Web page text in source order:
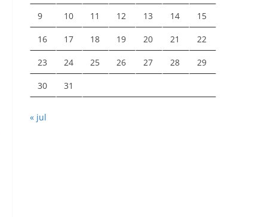
9 10 11 12 13 14 15
16 17 18 19 20 21 22
23 24 25 26 27 28 29
30 31
« jul